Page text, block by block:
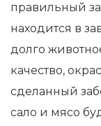
правильный
находится в
долго
качество,
сделанный
сало и мясо